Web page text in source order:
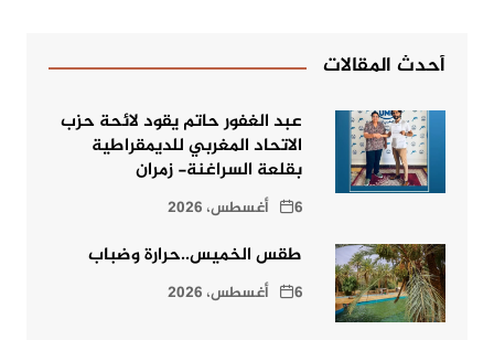
أحدث المقالات
عبد الغفور حاتم يقود لائحة حزب
الاتحاد المغربي للديمقراطية
بقلعة السراغنة- زمران
6 أغسطس، 2026
طقس الخميس..حرارة وضباب
6 أغسطس، 2026